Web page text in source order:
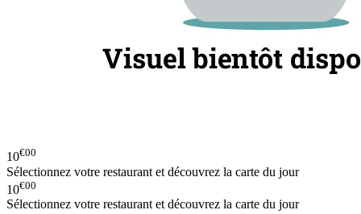
10€00
Sélectionnez votre restaurant et découvrez la carte du jour
10€00
Sélectionnez votre restaurant et découvrez la carte du jour